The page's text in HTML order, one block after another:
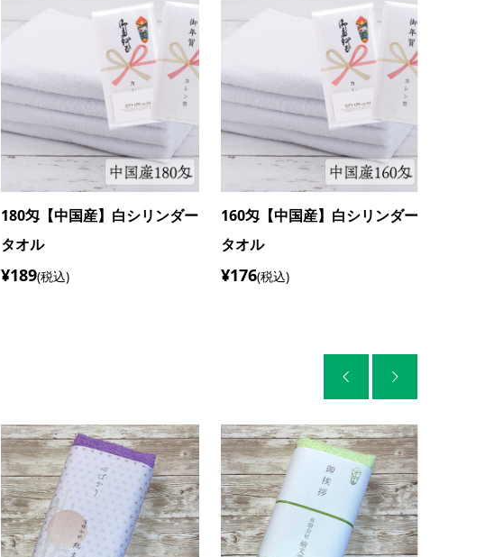
180匁【中国産】白シリンダー
タオル
¥189(税込)
160匁【中国産】白シリンダー
タオル
¥176(税込)
 